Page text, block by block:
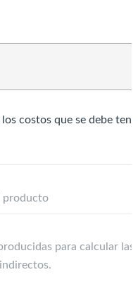
costos que se debe
producto
para calcular las